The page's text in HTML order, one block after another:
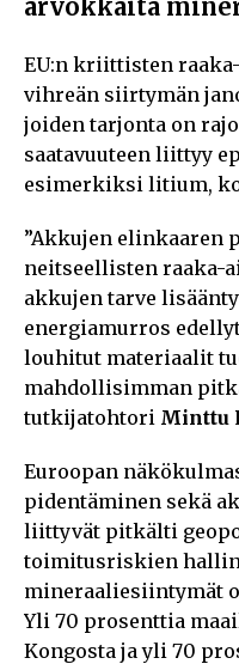
arvokkaita
EU:n kriittisten
vihreän siirtymän
joiden tarjonta on
saatavuuteen liittyy
esimerkiksi litium,
”Akkujen elinkaaren
neitseellisten raaka-
akkujen tarve
energiamurros
louhitut materiaalit
mahdollisimman
tutkijatohtori Minttu
Euroopan
pidentäminen sekä
liittyvät pitkälti
toimitusriskien
mineraaliesiintymät
Yli 70 prosenttia
Kongosta ja yli 70